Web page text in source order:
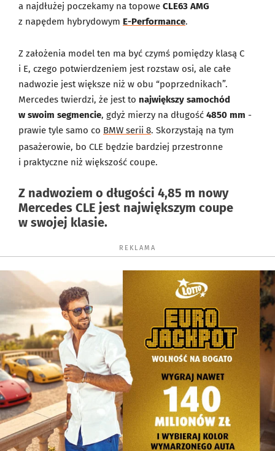
a najdłużej poczekamy na topowe CLE63 AMG
z napędem hybrydowym E-Performance.
Z założenia model ten ma być czymś pomiędzy klasą C
i E, czego potwierdzeniem jest rozstaw osi, ale całe
nadwozie jest większe niż w obu “poprzednikach”.
Mercedes twierdzi, że jest to największy samochód
w swoim segmencie, gdyż mierzy na długość 4850 mm -
prawie tyle samo co BMW serii 8. Skorzystają na tym
pasażerowie, bo CLE będzie bardziej przestronne
i praktyczne niż większość coupe.
Z nadwoziem o długości 4,85 m nowy
Mercedes CLE jest największym coupe
w swojej klasie.
REKLAMA